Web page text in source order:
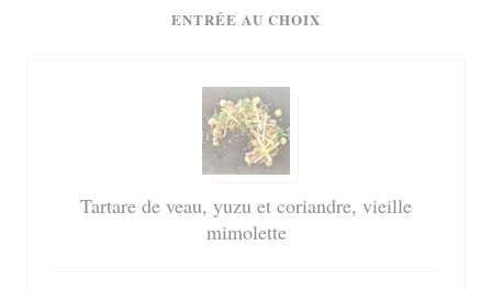
ENTRÉE AU CHOIX
Tartare de veau, yuzu et coriandre, vieille
mimolette